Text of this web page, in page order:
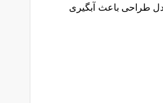
طراحی باعث آبگیری